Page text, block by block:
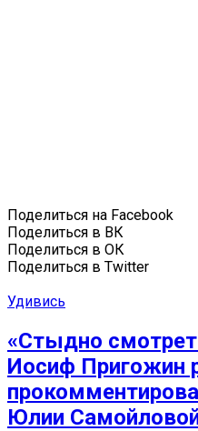
Поделиться на Facebook
Поделиться в ВК
Поделиться в ОК
Поделиться в Twitter
Удивись
«Стыдно
Иосиф Пригожин
Юлии